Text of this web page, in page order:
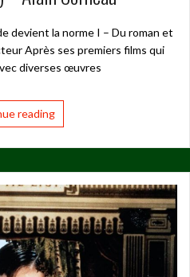
devient la norme I – Du roman et
Après ses premiers films qui
diverses œuvres
reading